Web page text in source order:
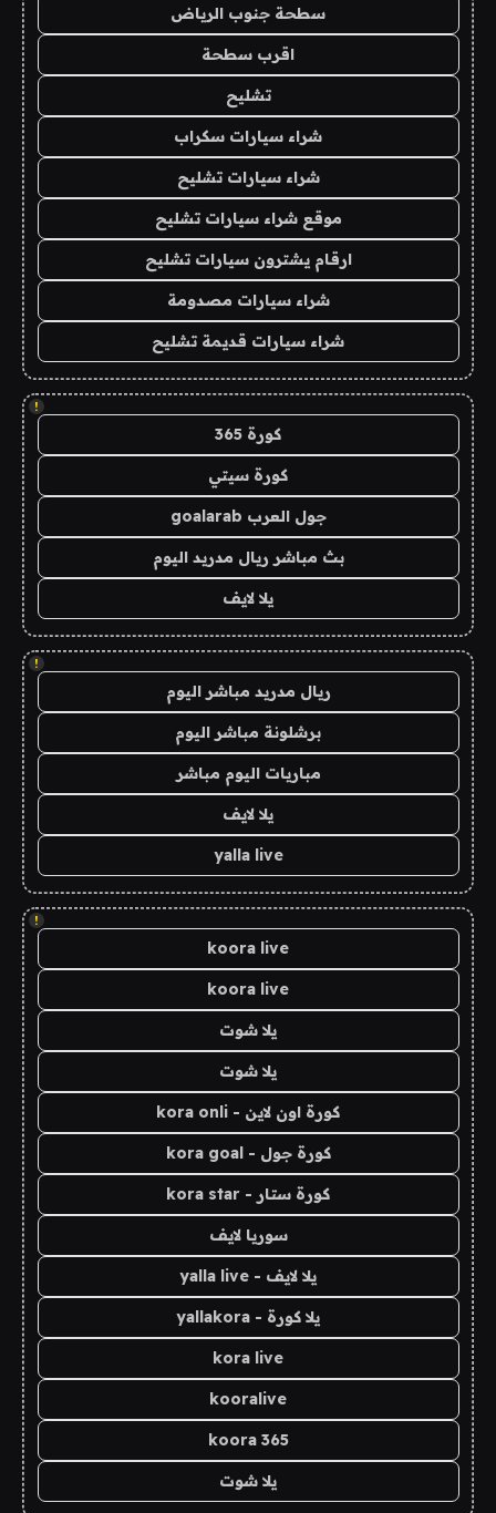
سطحة جنوب الرياض
اقرب سطحة
تشليح
شراء سيارات سكراب
شراء سيارات تشليح
موقع شراء سيارات تشليح
ارقام يشترون سيارات تشليح
شراء سيارات مصدومة
شراء سيارات قديمة تشليح
!
كورة 365
كورة سيتي
جول العرب goalarab
بث مباشر ريال مدريد اليوم
يلا لايف
!
ريال مدريد مباشر اليوم
برشلونة مباشر اليوم
مباريات اليوم مباشر
يلا لايف
yalla live
!
koora live
koora live
يلا شوت
يلا شوت
كورة اون لاين - kora onli
كورة جول - kora goal
كورة ستار - kora star
سوريا لايف
يلا لايف - yalla live
يلا كورة - yallakora
kora live
kooralive
koora 365
يلا شوت